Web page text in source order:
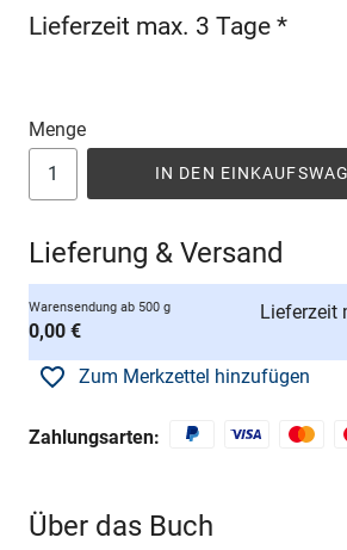
Lieferzeit max. 3 Tage *
Menge
IN DEN
Lieferung & Versand
Warensendung ab 500 g
0,00 €
Lieferzeit
Zum Merkzettel hinzufügen
Zahlungsarten:
Über das Buch